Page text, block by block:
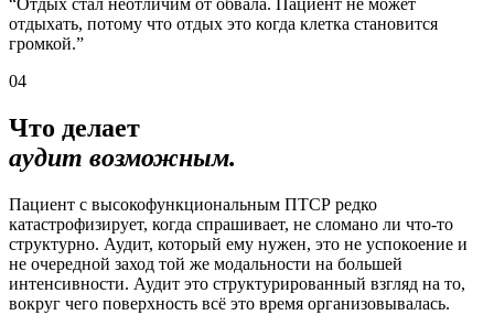
“Отдых стал неотличим от обвала. Пациент не может
отдыхать, потому что отдых это когда клетка становится
громкой.”
04
Что делает
аудит возможным.
Пациент с высокофункциональным ПТСР редко
катастрофизирует, когда спрашивает, не сломано ли что-то
структурно. Аудит, который ему нужен, это не успокоение и
не очередной заход той же модальности на большей
интенсивности. Аудит это структурированный взгляд на то,
вокруг чего поверхность всё это время организовывалась.